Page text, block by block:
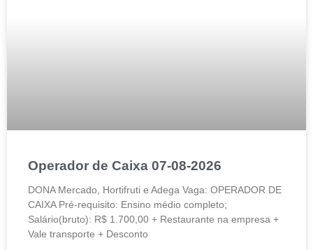
Operador de Caixa 07-08-2026
DONA Mercado, Hortifruti e Adega Vaga: OPERADOR DE
CAIXA Pré-requisito: Ensino médio completo;
Salário(bruto): R$ 1.700,00 + Restaurante na empresa +
Vale transporte + Desconto